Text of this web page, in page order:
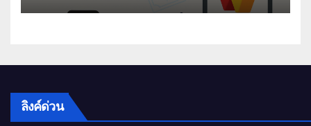
ลิงค์ด่วน